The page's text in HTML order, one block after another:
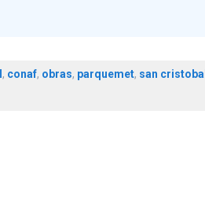
, conaf, obras, parquemet, san cristobal